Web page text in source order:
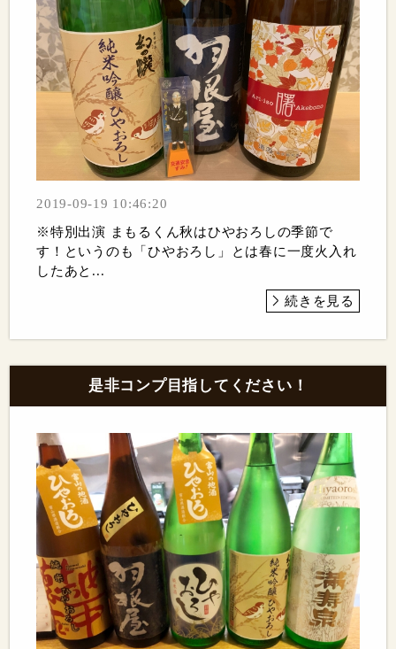
2019-09-19 10:46:20
※特別出演 まもるくん秋はひやおろしの季節で
す！というのも「ひやおろし」とは春に一度火入れ
したあと...
続きを見る
是非コンプ目指してください！